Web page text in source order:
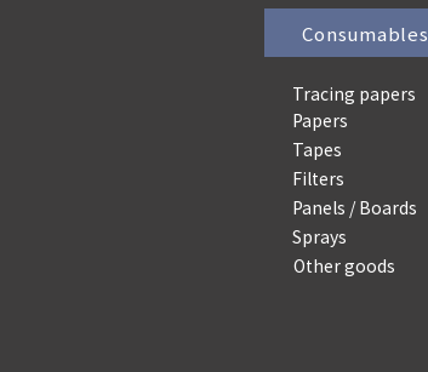
Consumables
Tracing papers
Papers
Tapes
Filters
Panels / Boards
Sprays
Other goods